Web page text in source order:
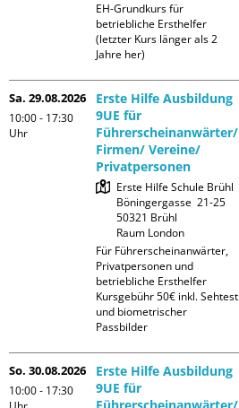
EH-Grundkurs für
betriebliche Ersthelfer
(letzter Kurs länger als 2
Jahre her)
Sa. 29.08.2026
10:00 - 17:30
Uhr
Erste Hilfe Ausbildung
9UE für
Führerscheinanwärter/
Firmen/ Vereine/
Privatpersonen
Erste Hilfe Schule Brühl
Böningergasse  21-25
50321 Brühl
Raum London
Für Führerscheinanwärter,
Privatpersonen und
betriebliche Ersthelfer
Kursgebühr 50€ inkl. Sehtest
und biometrischer
Passbilder
So. 30.08.2026
10:00 - 17:30
Erste Hilfe Ausbildung
9UE für